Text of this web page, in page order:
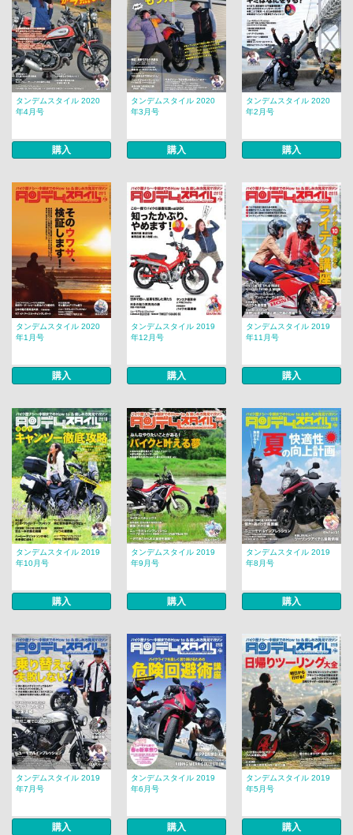
タンデムスタイル 2020
年4月号
購入
タンデムスタイル 2020
年3月号
購入
タンデムスタイル 2020
年2月号
購入
タンデムスタイル 2020
年1月号
購入
タンデムスタイル 2019
年12月号
購入
タンデムスタイル 2019
年11月号
購入
タンデムスタイル 2019
年10月号
購入
タンデムスタイル 2019
年9月号
購入
タンデムスタイル 2019
年8月号
購入
タンデムスタイル 2019
年7月号
購入
タンデムスタイル 2019
年6月号
購入
タンデムスタイル 2019
年5月号
購入